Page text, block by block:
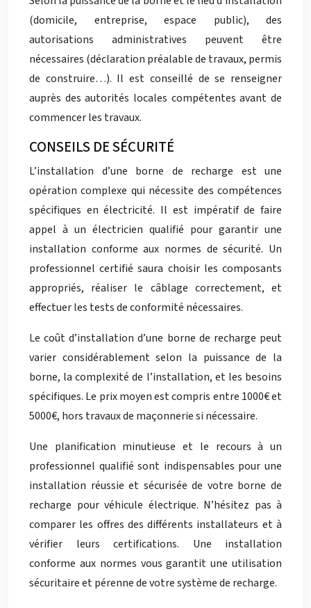
(domicile, entreprise, espace public), des
autorisations administratives peuvent être
nécessaires (déclaration préalable de travaux, permis
de construire…). Il est conseillé de se renseigner
auprès des autorités locales compétentes avant de
commencer les travaux.
CONSEILS DE SÉCURITÉ
L’installation d’une borne de recharge est une
opération complexe qui nécessite des compétences
spécifiques en électricité. Il est impératif de faire
appel à un électricien qualifié pour garantir une
installation conforme aux normes de sécurité. Un
professionnel certifié saura choisir les composants
appropriés, réaliser le câblage correctement, et
effectuer les tests de conformité nécessaires.
Le coût d’installation d’une borne de recharge peut
varier considérablement selon la puissance de la
borne, la complexité de l’installation, et les besoins
spécifiques. Le prix moyen est compris entre 1000€ et
5000€, hors travaux de maçonnerie si nécessaire.
Une planification minutieuse et le recours à un
professionnel qualifié sont indispensables pour une
installation réussie et sécurisée de votre borne de
recharge pour véhicule électrique. N’hésitez pas à
comparer les offres des différents installateurs et à
vérifier leurs certifications. Une installation
conforme aux normes vous garantit une utilisation
sécuritaire et pérenne de votre système de recharge.